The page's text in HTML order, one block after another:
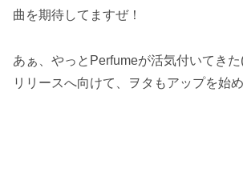
曲を期待してますぜ！
あぁ、やっとPerfumeが活気付いてき
リリースへ向けて、ヲタもアップを始